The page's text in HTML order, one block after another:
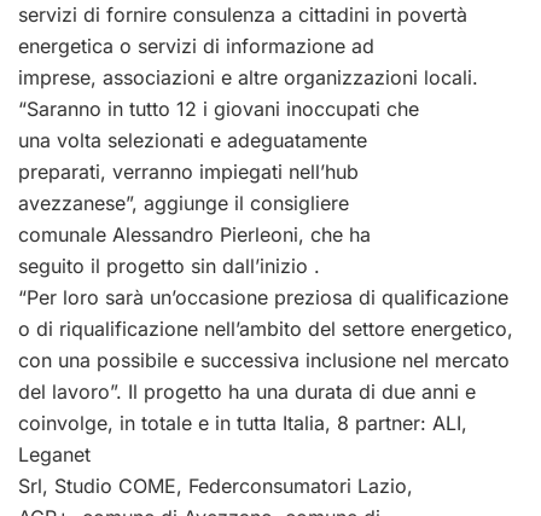
servizi di fornire consulenza a cittadini in povertà
energetica o servizi di informazione ad
imprese, associazioni e altre organizzazioni locali.
“Saranno in tutto 12 i giovani inoccupati che
una volta selezionati e adeguatamente
preparati, verranno impiegati nell’hub
avezzanese”, aggiunge il consigliere
comunale Alessandro Pierleoni, che ha
seguito il progetto sin dall’inizio .
“Per loro sarà un’occasione preziosa di qualificazione
o di riqualificazione nell’ambito del settore energetico,
con una possibile e successiva inclusione nel mercato
del lavoro”. Il progetto ha una durata di due anni e
coinvolge, in totale e in tutta Italia, 8 partner: ALI,
Leganet
Srl, Studio COME, Federconsumatori Lazio,